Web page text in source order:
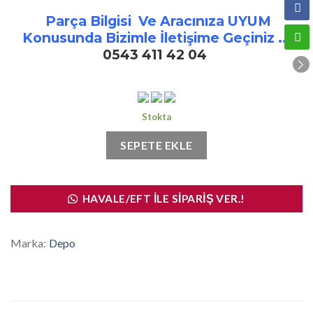
1.000,00
Parça Bilgisi Ve Aracınıza UYUM
Konusunda Bizimle İletişime Geçiniz ..!
0543 411 42 04
Stokta
SEPETE EKLE
HAVALE/EFT İLE SIPARIŞ VER.!
Marka: Depo